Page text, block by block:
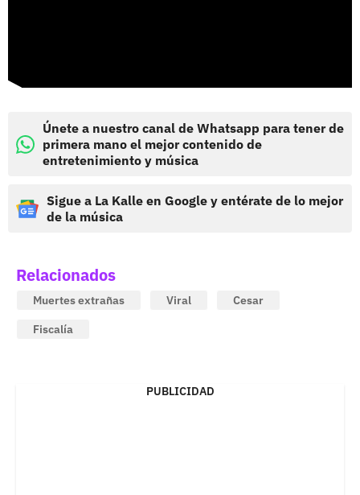
Únete a nuestro canal de Whatsapp para tener de
primera mano el mejor contenido de
entretenimiento y música
Sigue a La Kalle en Google y entérate de lo mejor
de la música
Relacionados
Muertes extrañas Viral
Cesar
Fiscalía
PUBLICIDAD